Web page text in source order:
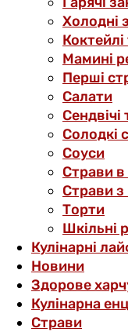
Холодні
Коктейлі
Мамині
Перші
Салати
Солодкі
Соуси
Страви в
Страви з
Торти
Шкільні
Кулінарні
Новини
Здорове
Кулінарна
Страви